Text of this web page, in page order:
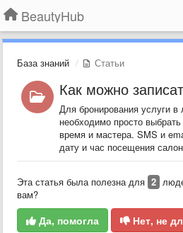
BeautyHub
База знаний Статьи
Как можно
Для бронирования услуги
необходимо просто
время и мастера. SMS и
дату и час посещения
Эта статья была полезна для 2
вам?
Да, помогла Нет, не